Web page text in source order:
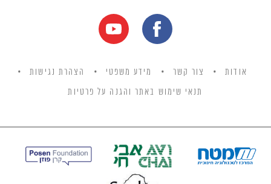
אודות צור קשר מידע משפטי הצהרת נגישות
תנאי שימוש באתר והגנה על פרטיות